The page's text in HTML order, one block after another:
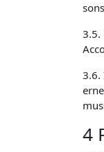
3.5.
3.6.
4